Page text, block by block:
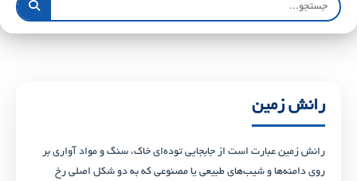
رانش زمین
رانش زمین عبارت است از جابجایی توده‌ای خاک، سنگ و مواد آواری بر
روی دامنه‌ها و شیب‌های طبیعی یا مصنوعی که به دو شکل اصلی رخ